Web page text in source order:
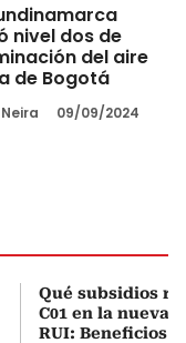
nivel dos de
del aire
de Bogotá
09/09/2024
Qué subsidios
C01 en la nueva
RUI: Beneficios